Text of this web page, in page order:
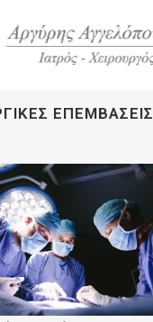
ΕΠΕΜΒΆΣΕΙΣ